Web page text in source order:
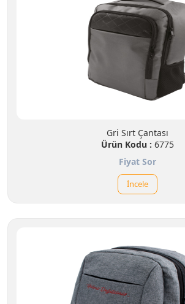
Gri Sırt Çantası
Ürün Kodu : 6775
Fiyat Sor
İncele